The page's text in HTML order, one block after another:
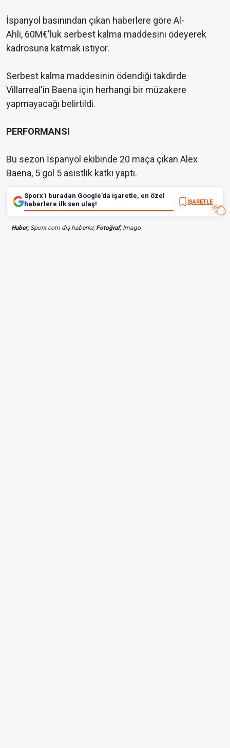
İspanyol basınından çıkan haberlere göre Al-
Ahli, 60M€'luk serbest kalma maddesini ödeyerek
kadrosuna katmak istiyor.
Serbest kalma maddesinin ödendiği takdirde
Villarreal'in Baena için herhangi bir müzakere
yapmayacağı belirtildi.
PERFORMANSI
Bu sezon İspanyol ekibinde 20 maça çıkan Alex
Baena, 5 gol 5 asistlik katkı yaptı.
Sporx’i buradan Google’da işaretle, en özel
haberlere ilk sen ulaş!
İŞARETLE
Haber;Sporx.com dış haberler,Fotoğraf;Imago